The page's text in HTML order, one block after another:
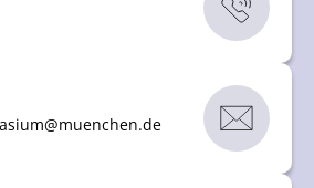
@muenchen.de